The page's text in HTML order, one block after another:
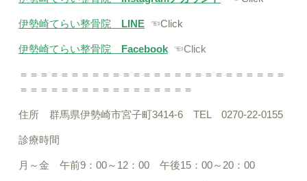
伊勢崎てらい整骨院 LINE ☜Click
伊勢崎てらい整骨院 Facebook ☜Click
＝＝＝＝＝＝＝＝＝＝＝＝＝＝＝＝＝＝＝＝＝＝＝＝＝＝
＝＝＝＝＝＝＝＝＝＝＝＝＝＝＝＝＝
住所 群馬県伊勢崎市宮子町3414-6 TEL 0270-22-0155
診療時間
月～金 午前9：00～12：00 午後15：00～20：00